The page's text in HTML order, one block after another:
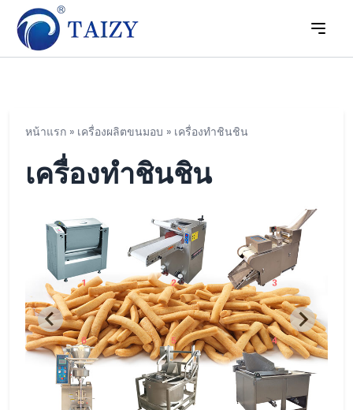
หน้าแรก » เครื่องผลิตขนมอบ » เครื่องทำชินชิน
เครื่องทำชินชิน